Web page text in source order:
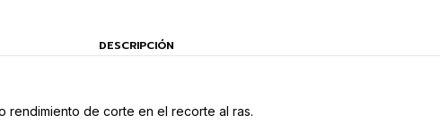
DESCRIPCIÓN
rendimiento de corte en el recorte al ras.